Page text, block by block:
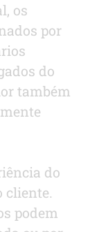
os
por
do
também
do
cliente.
podem